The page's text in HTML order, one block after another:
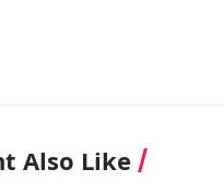
Also Like